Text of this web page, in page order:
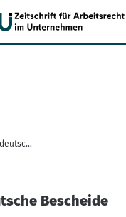
Kein Anspruch auf plattdeutsche Bescheide
Bescheide